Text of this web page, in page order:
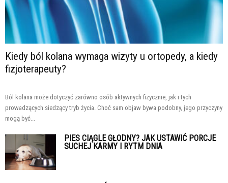
Kiedy ból kolana wymaga wizyty u ortopedy, a kiedy
fizjoterapeuty?
Ból kolana może dotyczyć zarówno osób aktywnych fizycznie, jak i tych
prowadzących siedzący tryb życia. Choć sam objaw bywa podobny, jego przyczyny
mogą być...
PIES CIĄGLE GŁODNY? JAK USTAWIĆ PORCJE
SUCHEJ KARMY I RYTM DNIA